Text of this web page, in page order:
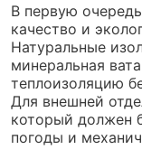
В первую
качество и
Натуральные
минеральная
теплоизоляцию
Для внешней
который должен
погоды и